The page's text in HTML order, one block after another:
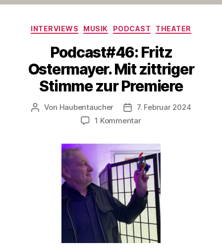
Kategorien
INTERVIEWS MUSIK PODCAST THEATER
Podcast#46: Fritz
Ostermayer. Mit zittriger
Stimme zur Premiere
Beitragsautor
Von Haubentaucher Veröffentlichungsdatum
7. Februar 2024
1 Kommentarzu
Fritz
Ostermayer.
Mit
zittriger
Stimme
zur
Premiere